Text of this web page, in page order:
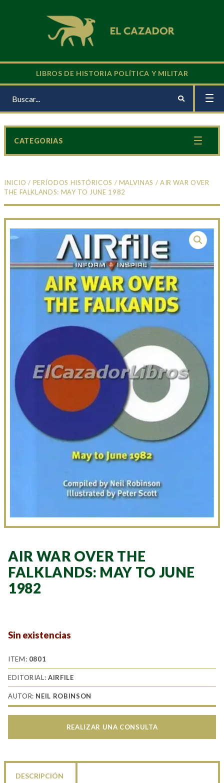
LIBROS DE HISTORIA POLÍTICA Y MILITAR
INICIO / PERÍODOS HISTÓRICOS / MALVINAS / AIR WAR OVER
THE FALKLANDS: MAY TO JUNE 1982
AIR WAR OVER THE
FALKLANDS: MAY TO JUNE
1982
Sin existencias
ITEM: 0801
EDITORIAL:AIRFILE
AUTOR: NEIL ROBINSON
REALIZAR UNA CONSULTA
DESCRIPCIÓN
CATEGORIAS